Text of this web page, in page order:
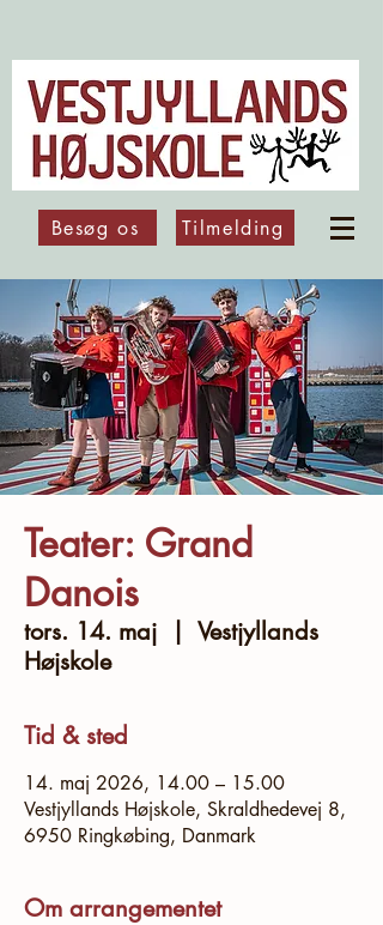
Besøg os Tilmelding
Teater: Grand
Danois
tors. 14. maj
  |
Vestjyllands
Højskole
Tid & sted
14. maj 2026, 14.00 – 15.00
Vestjyllands Højskole, Skraldhedevej 8,
6950 Ringkøbing, Danmark
Om arrangementet